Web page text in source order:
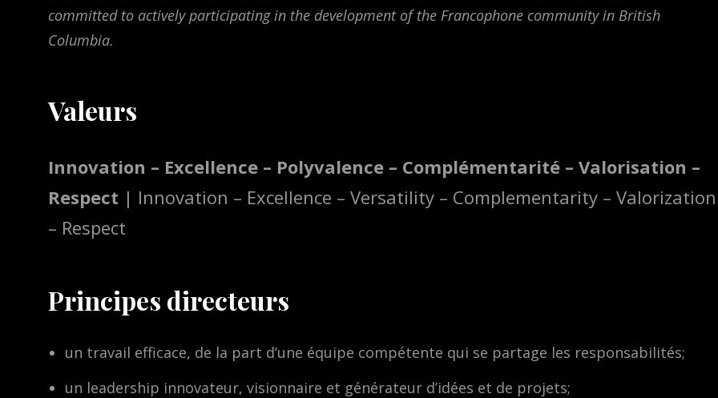
committed to actively participating in the development of the Francophone community in British
Columbia.
Valeurs
Innovation – Excellence – Polyvalence – Complémentarité – Valorisation –
Respect | Innovation – Excellence – Versatility – Complementarity – Valorization
– Respect
Principes directeurs
un travail efficace, de la part d’une équipe compétente qui se partage les responsabilités;
un leadership innovateur, visionnaire et générateur d’idées et de projets;